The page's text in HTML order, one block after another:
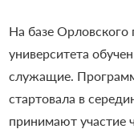
На базе Орловского
университета
служащие.
стартовала в
принимают участие